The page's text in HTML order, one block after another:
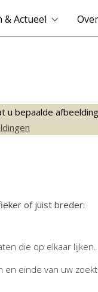
& Actueel
u bepaalde
of juist breder:
die op elkaar lijken.
en einde van uw